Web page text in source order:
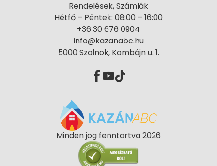
Rendelések, Számlák
Hétfő – Péntek: 08:00 – 16:00
+36 30 676 0904
info@kazanabc.hu
5000 Szolnok, Kombájn u. 1.
Minden jog fenntartva 2026